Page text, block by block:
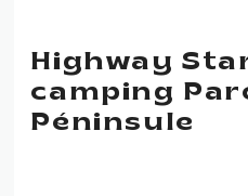
Highway
camping
Péninsule